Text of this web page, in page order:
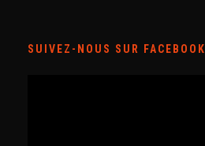
SUIVEZ-NOUS SUR FACEBOOK